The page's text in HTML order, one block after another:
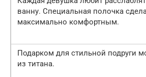
ванну. Специальная полочка
максимально комфортным.
Подарком для стильной подруги
из титана.